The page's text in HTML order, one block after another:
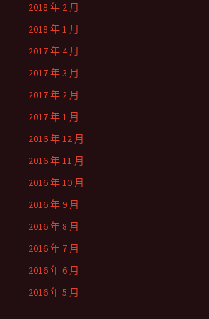
2018 年 2 月
2018 年 1 月
2017 年 4 月
2017 年 3 月
2017 年 2 月
2017 年 1 月
2016 年 12 月
2016 年 11 月
2016 年 10 月
2016 年 9 月
2016 年 8 月
2016 年 7 月
2016 年 6 月
2016 年 5 月